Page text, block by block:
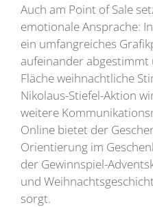
Auch am Point of Sale
emotionale Ansprache:
ein umfangreiches
aufeinander
Fläche weihnachtliche
Nikolaus-Stiefel-Aktion
weitere
Online bietet der
Orientierung im
der Gewinnspiel-
und
sorgt.